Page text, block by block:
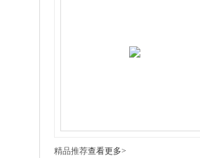
精品推荐查看更多>